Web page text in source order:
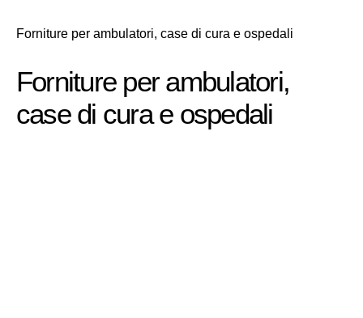
Forniture per ambulatori, case di cura e ospedali
Forniture per ambulatori,
case di cura e ospedali